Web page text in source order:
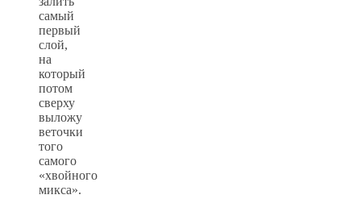
самый
первый
слой,
на
который
потом
сверху
выложу
веточки
того
самого
«хвойного
микса».